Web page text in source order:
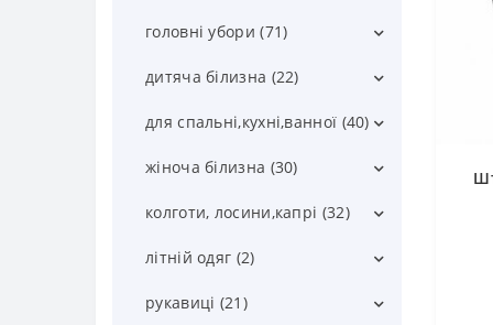
головні убори (71)
бейсболки (2)
капелюхи (0)
панами (1)
шапки (43)
дитяча білизна (22)
майки, топики (3)
труси (19)
для спальні,кухні,ванної (40)
килимки (0)
ковдри (1)
пледи (1)
постіль (14)
жіноча білизна (30)
бюстгальтери (5)
майки (4)
нижня білизна (21)
колготи, лосини,капрі (32)
капронові, теплі колготи (18)
колготи дитячі (1)
літній одяг (2)
футболки дитячі (0)
рукавиці (21)